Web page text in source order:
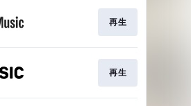
再生
再生